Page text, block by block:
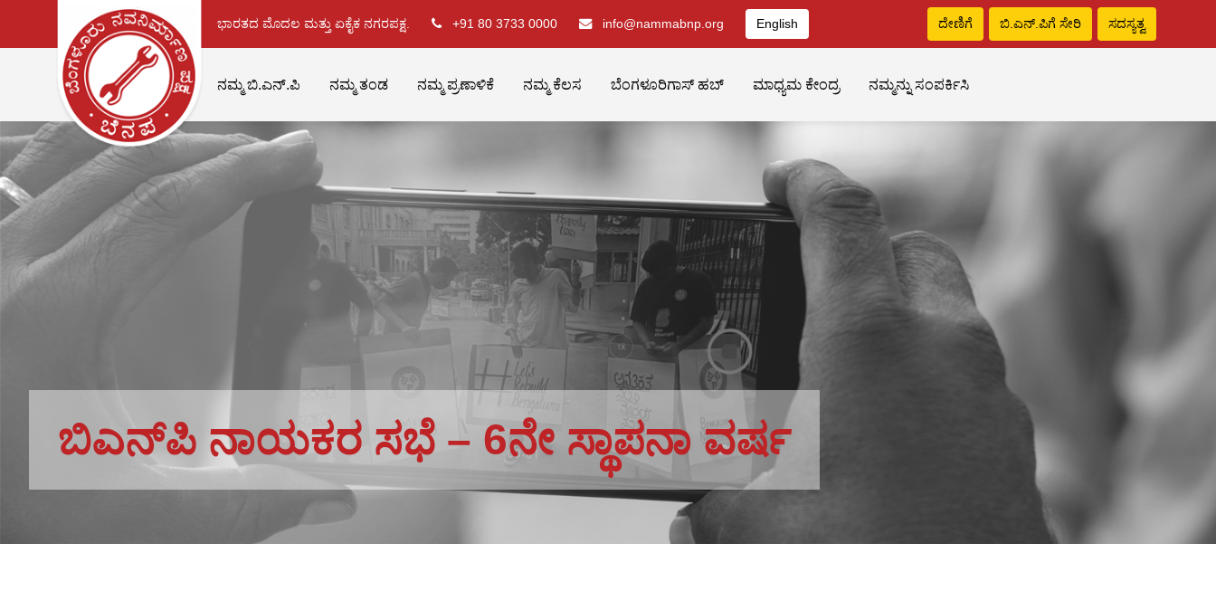
ಭಾರತದ ಮೊದಲ ಮತ್ತು ಏಕೈಕ ನಗರಪಕ್ಷ. +91 80 3733 0000 info@nammabnp.org English ದೇಣಿಗೆ ಬಿ.ಎನ್‌.ಪಿಗೆ ಸೇರಿ ಸದಸ್ಯತ್ವ
ನಮ್ಮ ಬಿ.ಎನ್.ಪಿ ನಮ್ಮ ತಂಡ ನಮ್ಮ ಪ್ರಣಾಳಿಕೆ ನಮ್ಮ ಕೆಲಸ ಬೆಂಗಳೂರಿಗಾಸ್ ಹಬ್ ಮಾಧ್ಯಮ ಕೇಂದ್ರ ನಮ್ಮನ್ನು ಸಂಪರ್ಕಿಸಿ
ಬಿಎನ್‌ಪಿ ನಾಯಕರ ಸಭೆ – 6ನೇ ಸ್ಥಾಪನಾ ವರ್ಷ